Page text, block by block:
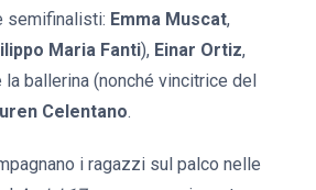
semifinalisti: Emma Muscat,
Maria Fanti), Einar Ortiz,
la ballerina (nonché vincitrice del
Celentano.
i ragazzi sul palco nelle